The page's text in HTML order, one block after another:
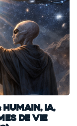
IA,
de vie